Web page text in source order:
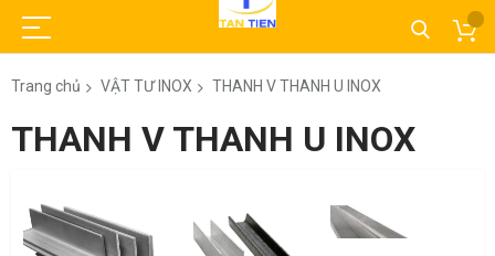
Trang chủ VẬT TƯ INOX THANH V THANH U INOX
THANH V THANH U INOX